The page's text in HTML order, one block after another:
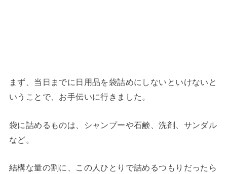
まず、当日までに日用品を袋詰めにしないといけないと
いうことで、お手伝いに行きました。
袋に詰めるものは、シャンプーや石鹸、洗剤、サンダル
など。
結構な量の割に、この人ひとりで詰めるつもりだったら